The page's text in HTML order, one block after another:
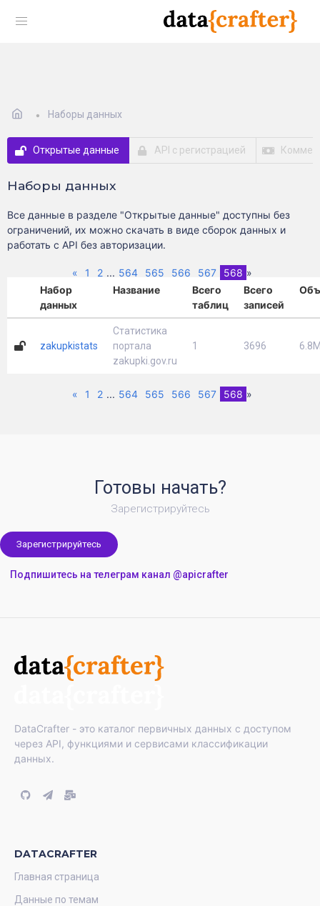
Наборы данных
Открытые данные API с регистрацией
Наборы данных
Все данные в разделе "Открытые данные" доступны без
ограничений, их можно скачать в виде сборок данных и
работать с API без авторизации.
«Previous
1 2 ... 564 565 566 567 568(current)
»
Набор
данных
Название
Всего
таблиц
Всего
записей
zakupkistats
Статистика
портала
zakupki.gov.ru
1 3696
«Previous
1 2 ... 564 565 566 567 568(current)
»
Готовы начать?
Зарегистрируйтесь
Зарегистрируйтесь
Подпишитесь на телеграм канал @apicrafter
DataCrafter - это каталог первичных данных с доступом
через API, функциями и сервисами классификации
данных.
DATACRAFTER
Главная страница
Данные по темам